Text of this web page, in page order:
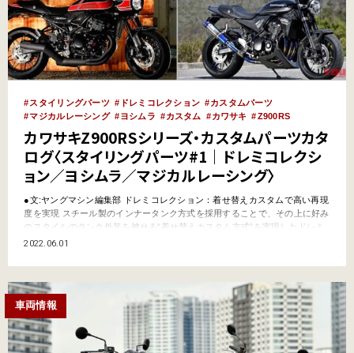
スタイリングパーツ ドレミコレクション
カスタムパーツ
マジカルレーシング
ヨシムラ カスタム カワサキ Z900RS
カワサキZ900RSシリーズ・カスタムパーツカタ
ログ〈スタイリングパーツ#1｜ドレミコレクシ
ョン／ヨシムラ／マジカルレーシング〉
●文:ヤングマシン編集部 ドレミコレクション：着せ替えカスタムで高い再現
度を実現 スチール製のインナータンク方式を採用することで、その上に好み
のスタイルのタンク外装を被せる“着せ替えカスタム方式”を実現したドレミ
コレクション。このシステムを活かして、往年のZ1スタイルを従来よりリー
ッドライトやテールランプまわりの再現度をさらに…
2022.06.01
車両情報